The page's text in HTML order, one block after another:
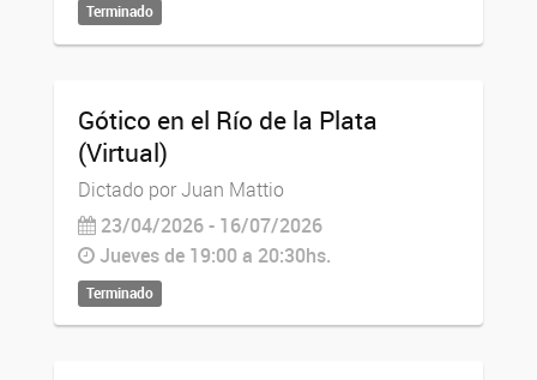
Terminado
Gótico en el Río de la Plata
(Virtual)
Dictado por Juan Mattio
23/04/2026 - 16/07/2026
Jueves de 19:00 a 20:30hs.
Terminado